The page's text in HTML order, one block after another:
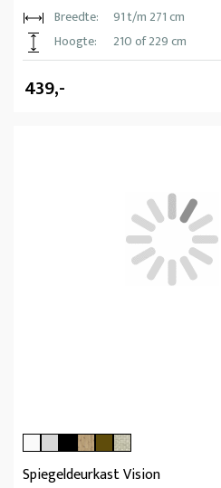
Breedte:
91 t/m 271 cm
Hoogte:
210 of 229 cm
439,-
Spiegeldeurkast Vision